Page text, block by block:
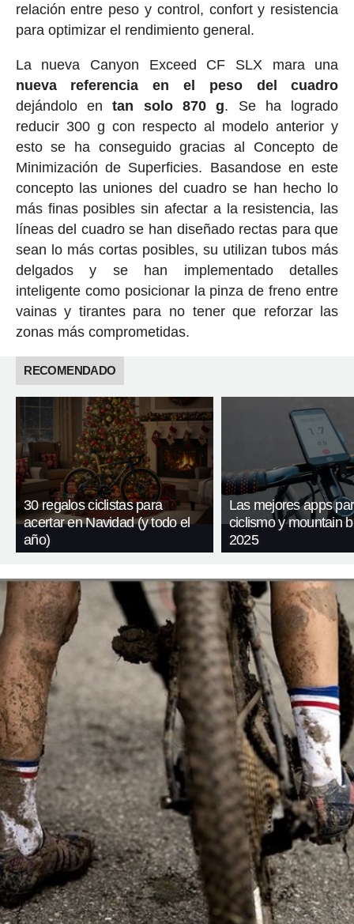
relación entre peso y control, confort y resistencia
para optimizar el rendimiento general.
La nueva Canyon Exceed CF SLX mara una
nueva referencia en el peso del cuadro
dejándolo entan solo 870 g. Se ha logrado
reducir 300 g con respecto al modelo anterior y
esto se ha conseguido gracias al Concepto de
Minimización de Superficies. Basandose en este
concepto las uniones del cuadro se han hecho lo
más finas posibles sin afectar a la resistencia, las
líneas del cuadro se han diseñado rectas para que
sean lo más cortas posibles, su utilizan tubos más
delgados y se han implementado detalles
inteligente como posicionar la pinza de freno entre
vainas y tirantes para no tener que reforzar las
zonas más comprometidas.
RECOMENDADO
30 regalos ciclistas para
acertar en Navidad (y todo el
año)
Las mejores apps
ciclismo y mountain
2025